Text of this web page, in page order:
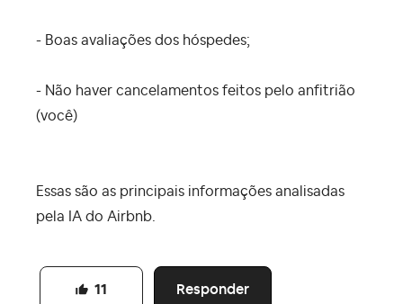
- Boas avaliações dos hóspedes;
- Não haver cancelamentos feitos pelo anfitrião
(você)
Essas são as principais informações analisadas
pela IA do Airbnb.
Responder
11